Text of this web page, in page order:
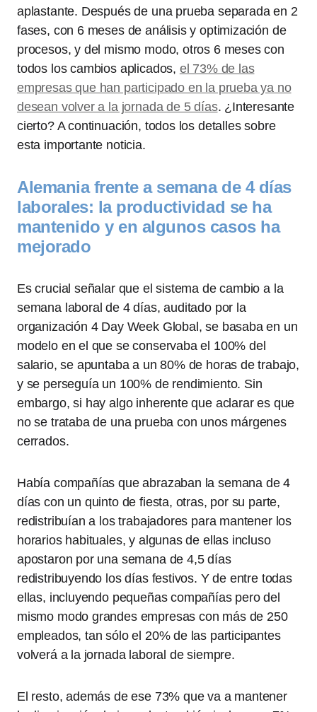
aplastante. Después de una prueba separada en 2
fases, con 6 meses de análisis y optimización de
procesos, y del mismo modo, otros 6 meses con
todos los cambios aplicados, el 73% de las
empresas que han participado en la prueba ya no
desean volver a la jornada de 5 días. ¿Interesante
cierto? A continuación, todos los detalles sobre
esta importante noticia.
Alemania frente a semana de 4 días
laborales: la productividad se ha
mantenido y en algunos casos ha
mejorado
Es crucial señalar que el sistema de cambio a la
semana laboral de 4 días, auditado por la
organización 4 Day Week Global, se basaba en un
modelo en el que se conservaba el 100% del
salario, se apuntaba a un 80% de horas de trabajo,
y se perseguía un 100% de rendimiento. Sin
embargo, si hay algo inherente que aclarar es que
no se trataba de una prueba con unos márgenes
cerrados.
Había compañías que abrazaban la semana de 4
días con un quinto de fiesta, otras, por su parte,
redistribuían a los trabajadores para mantener los
horarios habituales, y algunas de ellas incluso
apostaron por una semana de 4,5 días
redistribuyendo los días festivos. Y de entre todas
ellas, incluyendo pequeñas compañías pero del
mismo modo grandes empresas con más de 250
empleados, tan sólo el 20% de las participantes
volverá a la jornada laboral de siempre.
El resto, además de ese 73% que va a mantener